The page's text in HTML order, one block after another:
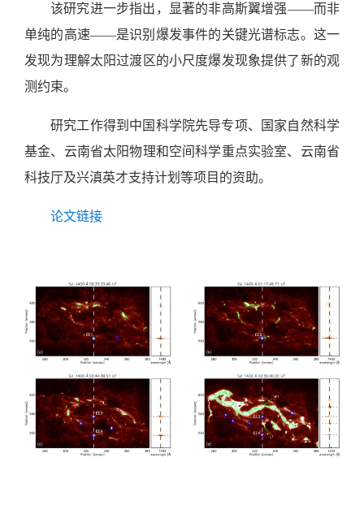
该研究进一步指出，显著的非高斯翼增强——而非
单纯的高速——是识别爆发事件的关键光谱标志。这一
发现为理解太阳过渡区的小尺度爆发现象提供了新的观
测约束。
研究工作得到中国科学院先导专项、国家自然科学
基金、云南省太阳物理和空间科学重点实验室、云南省
科技厅及兴滇英才支持计划等项目的资助。
论文链接